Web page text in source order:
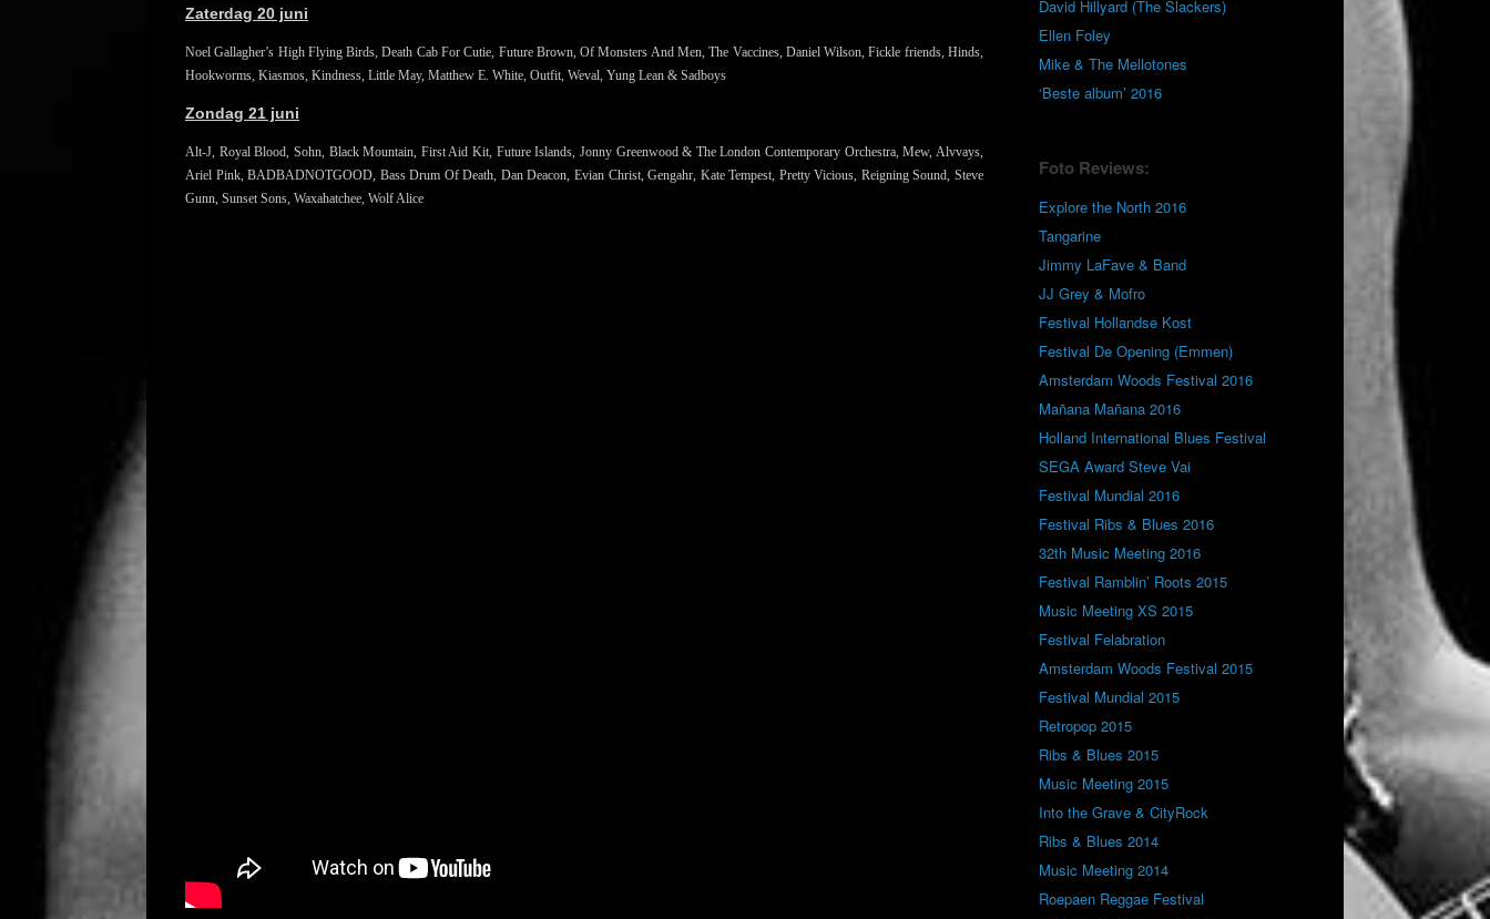
Zaterdag 20 juni
Noel Gallagher’s High Flying Birds, Death Cab For Cutie, Future Brown, Of Monsters And Men, The Vaccines, Daniel Wilson, Fickle friends, Hinds,
Hookworms, Kiasmos, Kindness, Little May, Matthew E. White, Outfit, Weval, Yung Lean & Sadboys
Zondag 21 juni
Alt-J, Royal Blood, Sohn, Black Mountain, First Aid Kit, Future Islands, Jonny Greenwood & The London Contemporary Orchestra, Mew, Alvvays,
Ariel Pink, BADBADNOTGOOD, Bass Drum Of Death, Dan Deacon, Evian Christ, Gengahr, Kate Tempest, Pretty Vicious, Reigning Sound, Steve
Gunn, Sunset Sons, Waxahatchee, Wolf Alice
David Hillyard (The Slackers)
Ellen Foley
Mike & The Mellotones
‘Beste album’ 2016
Foto Reviews:
Explore the North 2016
Tangarine
Jimmy LaFave & Band
JJ Grey & Mofro
Festival Hollandse Kost
Festival De Opening (Emmen)
Amsterdam Woods Festival 2016
Mañana Mañana 2016
Holland International Blues Festival
SEGA Award Steve Vai
Festival Mundial 2016
Festival Ribs & Blues 2016
32th Music Meeting 2016
Festival Ramblin’ Roots 2015
Music Meeting XS 2015
Festival Felabration
Amsterdam Woods Festival 2015
Festival Mundial 2015
Retropop 2015
Ribs & Blues 2015
Music Meeting 2015
Into the Grave & CityRock
Ribs & Blues 2014
Music Meeting 2014
Roepaen Reggae Festival